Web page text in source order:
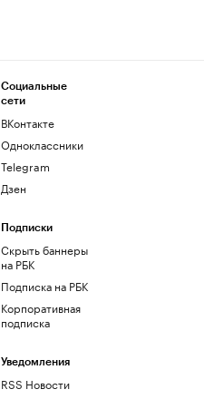
Социальные
сети
ВКонтакте
Одноклассники
Telegram
Дзен
Подписки
Скрыть баннеры
на РБК
Подписка на РБК
Корпоративная
подписка
Уведомления
RSS Новости